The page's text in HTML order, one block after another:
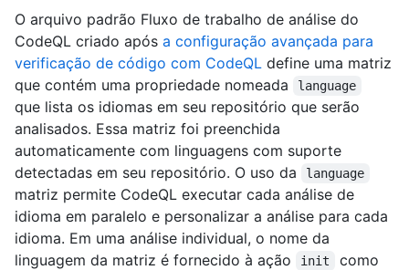
O arquivo padrão Fluxo de trabalho de análise do
CodeQL criado após a configuração avançada para
verificação de código com CodeQL define uma matriz
que contém uma propriedade nomeada
language
que lista os idiomas em seu repositório que serão
analisados. Essa matriz foi preenchida
automaticamente com linguagens com suporte
detectadas em seu repositório. O uso da
language
matriz permite CodeQL executar cada análise de
idioma em paralelo e personalizar a análise para cada
idioma. Em uma análise individual, o nome da
linguagem da matriz é fornecido à ação
init
como